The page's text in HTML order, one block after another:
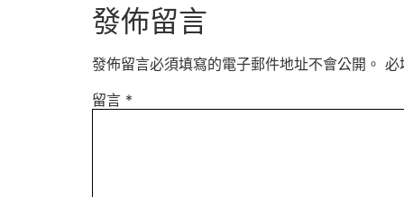
發佈留言
發佈留言必須填寫的電子郵件地址不會公開。 必
留言 *